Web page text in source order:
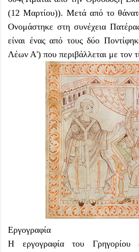
(12 Μαρτίου)). Μετά από το
Ονομάστηκε στη συνέχεια
είναι ένας από τους δύο
Λέων Α') που περιβάλλεται με τον
Εργογραφία
Η εργογραφία του Γρηγορίου